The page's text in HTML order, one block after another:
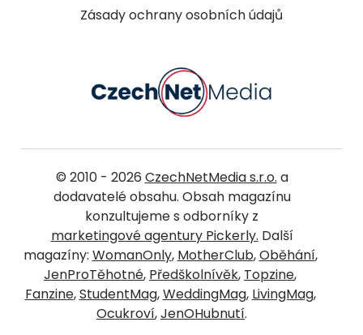
Zásady ochrany osobních údajů
© 2010 - 2026 CzechNetMedia s.r.o. a
dodavatelé obsahu. Obsah magazínu
konzultujeme s odborníky z
marketingové agentury Pickerly. Další
magazíny: WomanOnly, MotherClub,Oběhání,
JenProTěhotné, Předškolnívěk, Topzine,
Fanzine,StudentMag,WeddingMag, LivingMag,
Ocukroví,JenOHubnutí.